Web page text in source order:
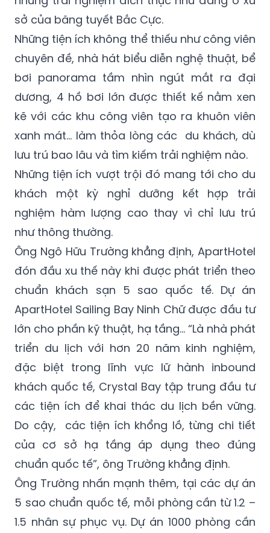
sở của băng tuyết Bắc Cực.
Những tiện ích không thể thiếu như công viên
chuyên đề, nhà hát biểu diễn nghệ thuật, bể
bơi panorama tầm nhìn ngút mắt ra đại
dương, 4 hồ bơi lớn được thiết kế nằm xen
kẽ với các khu công viên tạo ra khuôn viên
xanh mát... làm thỏa lòng các du khách, dù
lưu trú bao lâu và tìm kiếm trải nghiệm nào.
Những tiện ích vượt trội đó mang tới cho du
khách một kỳ nghỉ dưỡng kết hợp trải
nghiệm hàm lượng cao thay vì chỉ lưu trú
như thông thường.
Ông Ngô Hữu Trường khẳng định, ApartHotel
đón đầu xu thế này khi được phát triển theo
chuẩn khách sạn 5 sao quốc tế. Dự án
ApartHotel Sailing Bay Ninh Chữ được đầu tư
lớn cho phần kỹ thuật, hạ tầng... “Là nhà phát
triển du lịch với hơn 20 năm kinh nghiệm,
đặc biệt trong lĩnh vực lữ hành inbound
khách quốc tế, Crystal Bay tập trung đầu tư
các tiện ích để khai thác du lịch bền vững.
Do cậy, các tiện ích khổng lồ, từng chi tiết
của cơ sở hạ tầng áp dụng theo đúng
chuẩn quốc tế”, ông Trường khẳng định.
Ông Trường nhấn mạnh thêm, tại các dự án
5 sao chuẩn quốc tế, mỗi phòng cần từ 1.2 –
1.5 nhân sự phục vụ. Dự án 1000 phòng cần